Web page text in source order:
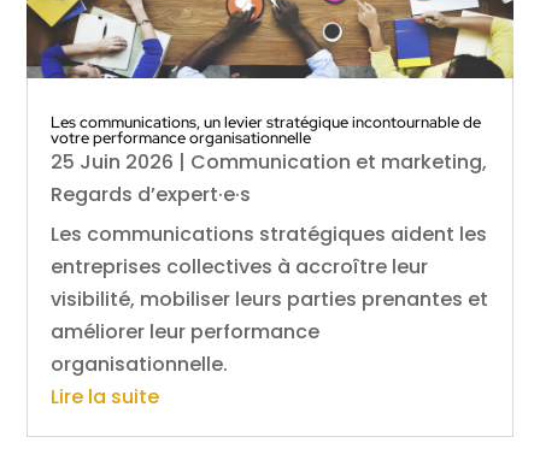
Les communications, un levier stratégique incontournable de
votre performance organisationnelle
25 Juin 2026 | Communication et marketing,
Regards d’expert·e·s
Les communications stratégiques aident les
entreprises collectives à accroître leur
visibilité, mobiliser leurs parties prenantes et
améliorer leur performance
organisationnelle.
Lire la suite